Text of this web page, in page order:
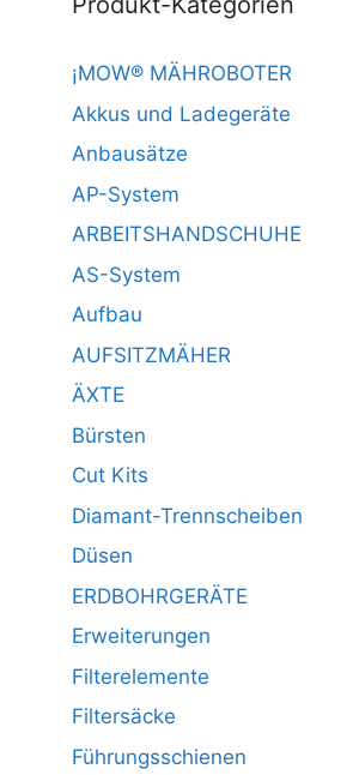
¡MOW® MÄHROBOTER
Akkus und Ladegeräte
Anbausätze
AP-System
ARBEITSHANDSCHUHE
AS-System
Aufbau
AUFSITZMÄHER
ÄXTE
Bürsten
Cut Kits
Diamant-Trennscheiben
Düsen
ERDBOHRGERÄTE
Erweiterungen
Filterelemente
Filtersäcke
Führungsschienen